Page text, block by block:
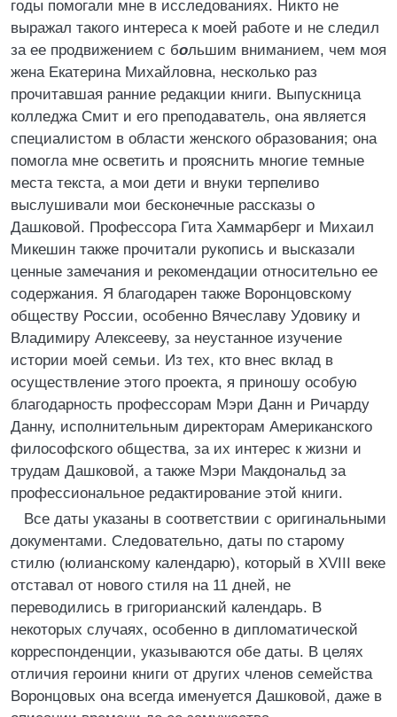
годы помогали мне в исследованиях. Никто не
выражал такого интереса к моей работе и не следил
за ее продвижением с большим вниманием, чем моя
жена Екатерина Михайловна, несколько раз
прочитавшая ранние редакции книги. Выпускница
колледжа Смит и его преподаватель, она является
специалистом в области женского образования; она
помогла мне осветить и прояснить многие темные
места текста, а мои дети и внуки терпеливо
выслушивали мои бесконечные рассказы о
Дашковой. Профессора Гита Хаммарберг и Михаил
Микешин также прочитали рукопись и высказали
ценные замечания и рекомендации относительно ее
содержания. Я благодарен также Воронцовскому
обществу России, особенно Вячеславу Удовику и
Владимиру Алексееву, за неустанное изучение
истории моей семьи. Из тех, кто внес вклад в
осуществление этого проекта, я приношу особую
благодарность профессорам Мэри Данн и Ричарду
Данну, исполнительным директорам Американского
философского общества, за их интерес к жизни и
трудам Дашковой, а также Мэри Макдональд за
профессиональное редактирование этой книги.
Все даты указаны в соответствии с оригинальными
документами. Следовательно, даты по старому
стилю (юлианскому календарю), который в XVIII веке
отставал от нового стиля на 11 дней, не
переводились в григорианский календарь. В
некоторых случаях, особенно в дипломатической
корреспонденции, указываются обе даты. В целях
отличия героини книги от других членов семейства
Воронцовых она всегда именуется Дашковой, даже в